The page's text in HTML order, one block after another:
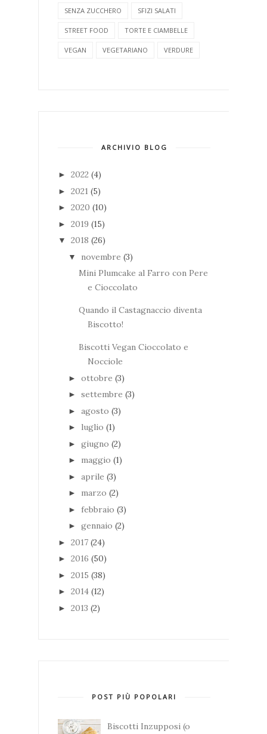
SENZA ZUCCHERO SFIZI SALATI
STREET FOOD TORTE E CIAMBELLE
VEGAN VEGETARIANO VERDURE
ARCHIVIO BLOG
► 2022 (4)
► 2021 (5)
► 2020 (10)
► 2019 (15)
▼ 2018 (26)
▼ novembre (3)
Mini Plumcake al Farro con Pere
e Cioccolato
Quando il Castagnaccio diventa
Biscotto!
Biscotti Vegan Cioccolato e
Nocciole
► ottobre (3)
► settembre (3)
► agosto (3)
► luglio (1)
► giugno (2)
► maggio (1)
► aprile (3)
► marzo (2)
► febbraio (3)
► gennaio (2)
► 2017 (24)
► 2016 (50)
► 2015 (38)
► 2014 (12)
► 2013 (2)
POST PIÙ POPOLARI
Biscotti Inzupposi (o